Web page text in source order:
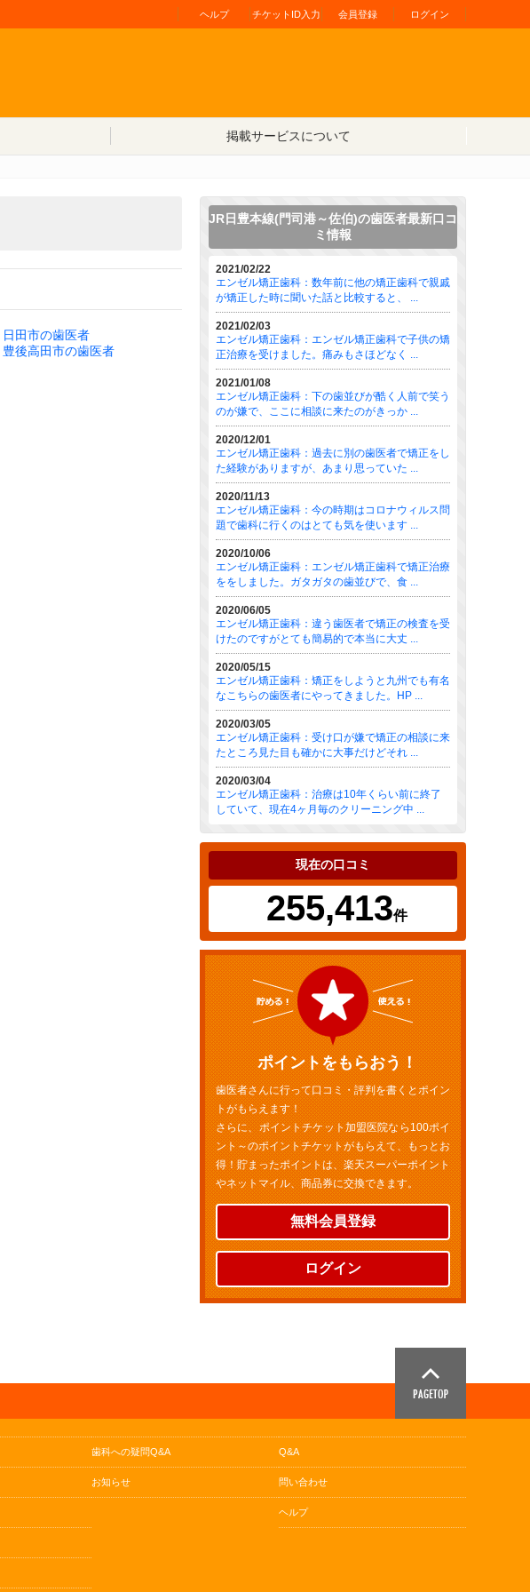
ヘルプ チケットID入力 会員登録 ログイン
掲載サービスについて
日田市の歯医者
豊後高田市の歯医者
JR日豊本線(門司港～佐伯)の歯医者最新口コ
ミ情報
2021/02/22
エンゼル矯正歯科：数年前に他の矯正歯科で親戚
が矯正した時に聞いた話と比較すると、 ...
2021/02/03
エンゼル矯正歯科：エンゼル矯正歯科で子供の矯
正治療を受けました。痛みもさほどなく ...
2021/01/08
エンゼル矯正歯科：下の歯並びが酷く人前で笑う
のが嫌で、ここに相談に来たのがきっか ...
2020/12/01
エンゼル矯正歯科：過去に別の歯医者で矯正をし
た経験がありますが、あまり思っていた ...
2020/11/13
エンゼル矯正歯科：今の時期はコロナウィルス問
題で歯科に行くのはとても気を使います ...
2020/10/06
エンゼル矯正歯科：エンゼル矯正歯科で矯正治療
ををしました。ガタガタの歯並びで、食 ...
2020/06/05
エンゼル矯正歯科：違う歯医者で矯正の検査を受
けたのですがとても簡易的で本当に大丈 ...
2020/05/15
エンゼル矯正歯科：矯正をしようと九州でも有名
なこちらの歯医者にやってきました。HP ...
2020/03/05
エンゼル矯正歯科：受け口が嫌で矯正の相談に来
たところ見た目も確かに大事だけどそれ ...
2020/03/04
エンゼル矯正歯科：治療は10年くらい前に終了
していて、現在4ヶ月毎のクリーニング中 ...
現在の口コミ
255,413件
ポイントをもらおう！
歯医者さんに行って口コミ・評判を書くとポイン
トがもらえます！
さらに、ポイントチケット加盟医院なら100ポイ
ント～のポイントチケットがもらえて、もっとお
得！貯まったポイントは、楽天スーパーポイント
やネットマイル、商品券に交換できます。
無料会員登録
ログイン
歯科への疑問Q&A
お知らせ
Q&A
問い合わせ
ヘルプ